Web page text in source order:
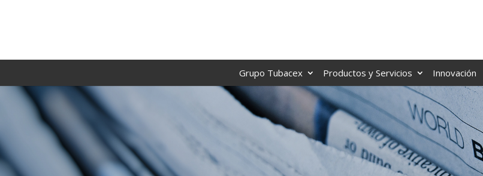
Grupo Tubacex Productos y Servicios Innovación